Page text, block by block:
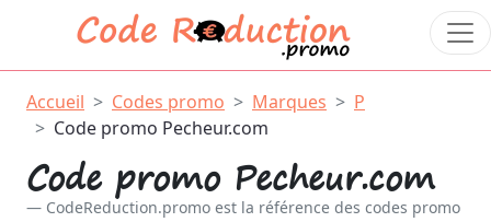
Accueil Codes promo Marques
P
Code promo Pecheur.com
Code promo Pecheur.com
CodeReduction.promo est la référence des codes promo